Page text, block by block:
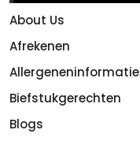
About Us
Afrekenen
Allergeneninformatie
Biefstukgerechten
Blogs